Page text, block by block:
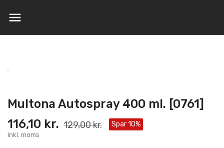

Multona Autospray 400 ml. [0761]
116,10 kr. 129,00 kr. Spar 10%
Inkl. moms